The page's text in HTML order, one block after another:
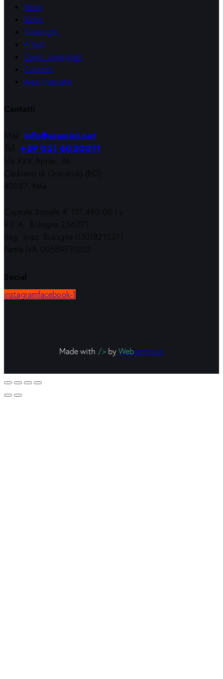
News
Video
Cataloghi
Artisti
Centri consigliati
Contatti
Area riservata
Contatti
Mail:info@aramini.net
Tel:+39 051 6020011
Via XXV Aprile, 36
Cadriano di Granarolo (BO)
40057, Italia
Capitale Sociale € 101.490,00 i.v.
R.E.A. Bologna 256271
Reg. Impr. Bologna 03018210371
Partita IVA 00589771203
Social
instagramfacebook-1
Made with />byWebscriptum